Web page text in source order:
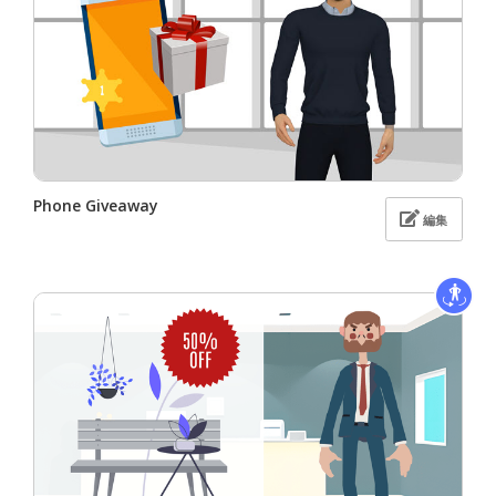
Phone Giveaway
編集